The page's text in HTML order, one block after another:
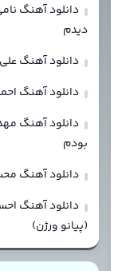
دانلود آهنگ
دیدم
دانلود آهنگ
دانلود آهنگ
دانلود آهنگ
بودم
دانلود آهنگ
دانلود آهنگ
(پیانو ورژن)